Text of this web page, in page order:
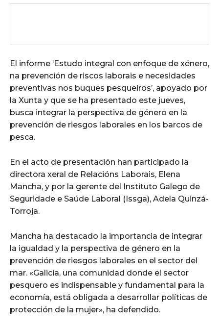
El informe ‘Estudo integral con enfoque de xénero,
na prevención de riscos laborais e necesidades
preventivas nos buques pesqueiros’, apoyado por
la Xunta y que se ha presentado este jueves,
busca integrar la perspectiva de género en la
prevención de riesgos laborales en los barcos de
pesca.
En el acto de presentación han participado la
directora xeral de Relacións Laborais, Elena
Mancha, y por la gerente del Instituto Galego de
Seguridade e Saúde Laboral (Issga), Adela Quinzá-
Torroja.
Mancha ha destacado la importancia de integrar
la igualdad y la perspectiva de género en la
prevención de riesgos laborales en el sector del
mar. «Galicia, una comunidad donde el sector
pesquero es indispensable y fundamental para la
economía, está obligada a desarrollar políticas de
protección de la mujer», ha defendido.